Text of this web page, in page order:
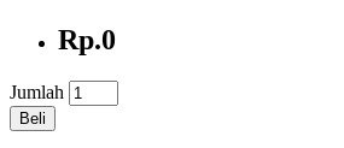
Rp.0
Jumlah
Beli